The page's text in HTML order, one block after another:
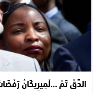
الدَّقْ تَمْ …لْمِيرِيكَانْ